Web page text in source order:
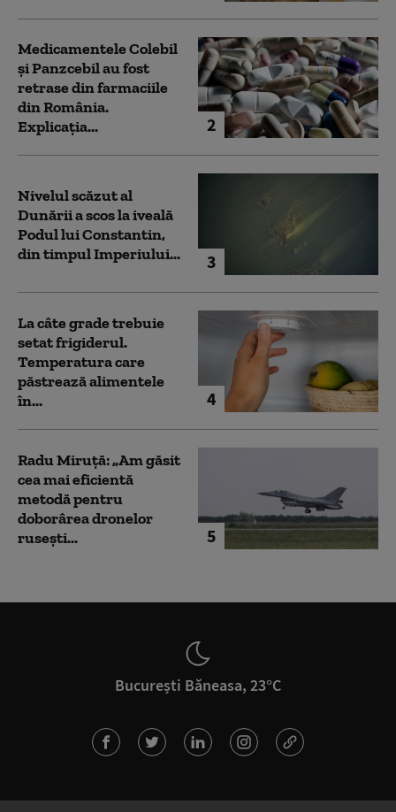
2
Medicamentele Colebil
și Panzcebil au fost
retrase din farmaciile
din România.
Explicația...
3
Nivelul scăzut al
Dunării a scos la iveală
Podul lui Constantin,
din timpul Imperiului...
4
La câte grade trebuie
setat frigiderul.
Temperatura care
păstrează alimentele
în...
5
Radu Miruță: „Am găsit
cea mai eficientă
metodă pentru
doborârea dronelor
rusești...
București Băneasa, 23°C